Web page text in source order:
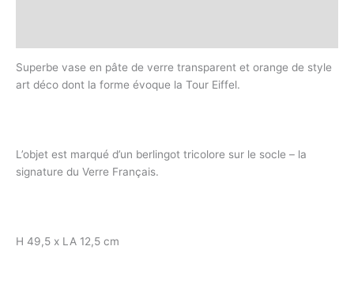
Superbe vase en pâte de verre transparent et orange de style
art déco dont la forme évoque la Tour Eiffel.
L’objet est marqué d’un berlingot tricolore sur le socle – la
signature du Verre Français.
H 49,5 x LA 12,5 cm